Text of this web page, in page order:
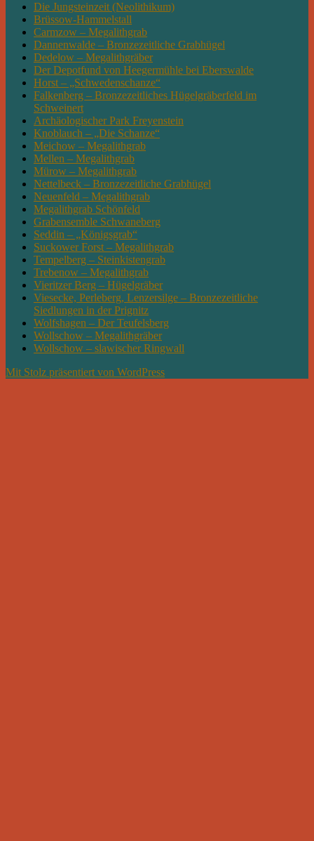
Die Jungsteinzeit (Neolithikum)
Brüssow-Hammelstall
Carmzow – Megalithgrab
Dannenwalde – Bronzezeitliche Grabhügel
Dedelow – Megalithgräber
Der Depotfund von Heegermühle bei Eberswalde
Horst – „Schwedenschanze“
Falkenberg – Bronzezeitliches Hügelgräberfeld im
Schweinert
Archäologischer Park Freyenstein
Knoblauch – „Die Schanze“
Meichow – Megalithgrab
Mellen – Megalithgrab
Mürow – Megalithgrab
Nettelbeck – Bronzezeitliche Grabhügel
Neuenfeld – Megalithgrab
Megalithgrab Schönfeld
Grabensemble Schwaneberg
Seddin – „Königsgrab“
Suckower Forst – Megalithgrab
Tempelberg – Steinkistengrab
Trebenow – Megalithgrab
Vieritzer Berg – Hügelgräber
Viesecke, Perleberg, Lenzersilge – Bronzezeitliche
Siedlungen in der Prignitz
Wolfshagen – Der Teufelsberg
Wollschow – Megalithgräber
Wollschow – slawischer Ringwall
Mit Stolz präsentiert von WordPress